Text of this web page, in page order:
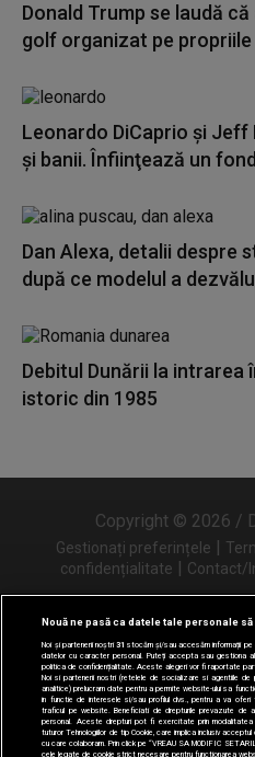
Donald Trump se laudă
golf organizat pe propriile
Leonardo DiCaprio şi
și banii. Înfiinţează un
Dan Alexa, detalii despre
după ce modelul a
Debitul Dunării la intrarea
istoric din 1985
Copyright © 2026 /
Gestionați preferințele |
confidențialitate | Contact/
Nouă ne pasă ca datele tale personale
Noi și partenerii noștri31 stocăm și/sau accesăm informații pe
datelor cu caracter personal. Puteți accepta sau gestiona
politica de confidențialitate. Aceste alegeri vor fi raportate
Noi si partenerii nostri (retelele de socializare si agentiile
analitice) prelucram date pentru a permite website-ului sa
in functie de interesele si/sau profilul dvs., pentru a va
traficul pe website. Beneficiati de drepturile prevazute de
personal. Aceste drepturi pot fi exercitate prin modalitatea
tuturor Tehnologiilor de tip Cookie, care implica inclusiv
cu care colaboram. Prin click pe “VREAU SA MODIFIC
cele legate de cookie strict necesare pentru functionarea